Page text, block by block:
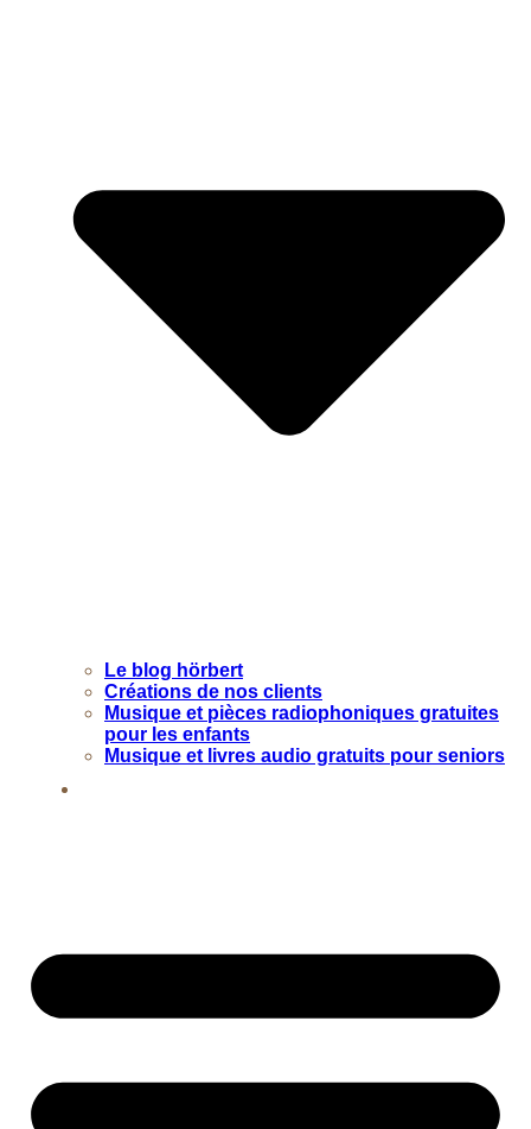
Le blog hörbert
Créations de nos clients
Musique et pièces radiophoniques gratuites
pour les enfants
Musique et livres audio gratuits pour seniors